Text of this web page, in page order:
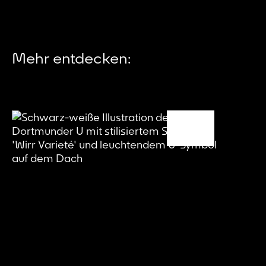
Mehr entdecken: